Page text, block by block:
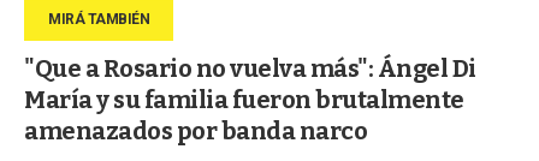
"Que a Rosario no vuelva más": Ángel Di
María y su familia fueron brutalmente
amenazados por banda narco